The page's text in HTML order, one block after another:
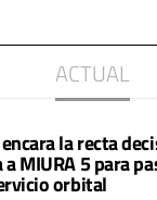
ACTUAL
la recta
MIURA 5 para
orbital